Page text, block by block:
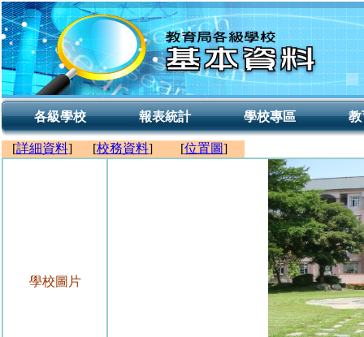
各級學校 報表統計 學校專區 教
[詳細資料] [校務資料] [位置圖]
學校圖片